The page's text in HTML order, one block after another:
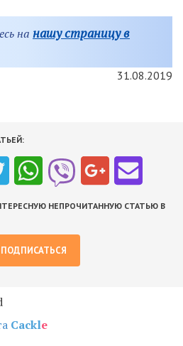
на нашу страницу в
31.08.2019
НЕПРОЧИТАННУЮ СТАТЬЮ В
ПОДПИСАТЬСЯ
Cackle